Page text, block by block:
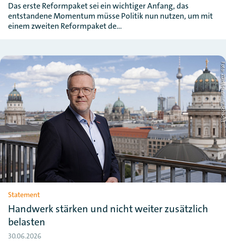
Das erste Reformpaket sei ein wichtiger Anfang, das
entstandene Momentum müsse Politik nun nutzen, um mit
einem zweiten Reformpaket de…
Foto: ZDH/Henning Schacht
Statement
Handwerk stärken und nicht weiter zusätzlich
belasten
30.06.2026